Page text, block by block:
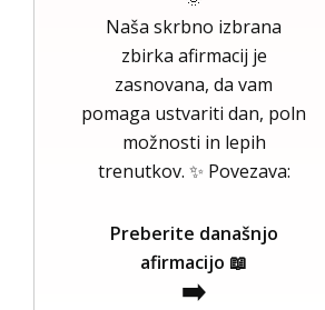
Naša skrbno izbrana
zbirka afirmacij je
zasnovana, da vam
pomaga ustvariti dan, poln
možnosti in lepih
trenutkov. ✨ Povezava:
Preberite današnjo
afirmacijo 📖
➡️